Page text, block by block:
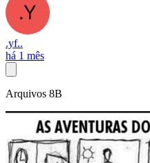
.yf..
há 1 mês
Arquivos 8B